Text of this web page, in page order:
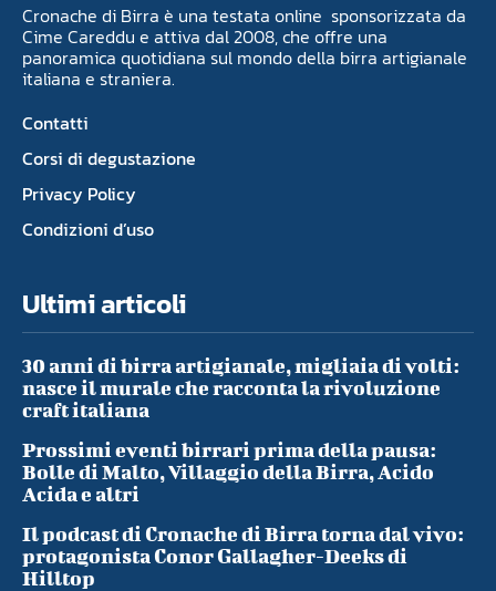
Cronache di Birra è una testata online sponsorizzata da
Cime Careddu e attiva dal 2008, che offre una
panoramica quotidiana sul mondo della birra artigianale
italiana e straniera.
Contatti
Corsi di degustazione
Privacy Policy
Condizioni d’uso
Ultimi articoli
30 anni di birra artigianale, migliaia di volti:
nasce il murale che racconta la rivoluzione
craft italiana
Prossimi eventi birrari prima della pausa:
Bolle di Malto, Villaggio della Birra, Acido
Acida e altri
Il podcast di Cronache di Birra torna dal vivo:
protagonista Conor Gallagher-Deeks di
Hilltop